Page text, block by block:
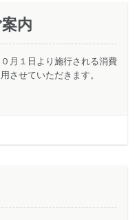
内
月１日より施行される消費
させていただきます。